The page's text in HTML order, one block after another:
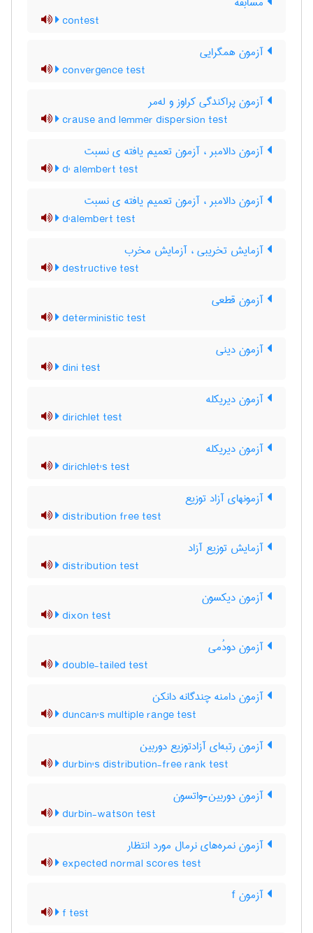
contest
آزمون همگرایی
convergence test
آزمون پراکندگی کراوز و له‌مر
crause and lemmer dispersion test
آزمون دالامبر ، آزمون تعمیم یافته ی نسبت
d' alembert test
آزمون دالامبر ، آزمون تعمیم یافته ی نسبت
d'alembert test
آزمایش تخریبی ، آزمایش مخرب
destructive test
آزمون قطعی
deterministic test
آزمون دینی
dini test
آزمون دیریکله
dirichlet test
آزمون دیریکله
dirichlet's test
آزمونهای آزاد توزیع
distribution free test
آزمایش توزیع آزاد
distribution test
آزمون دیکسون
dixon test
آزمون دودُمی
double-tailed test
آزمون دامنه چندگانه دانکن
duncan's multiple range test
آزمون رتبه‌ای آزادتوزیع دوربین
durbin's distribution-free rank test
آزمون دوربین-واتسون
durbin-watson test
آزمون نمره‌های نرمال مورد انتظار
expected normal scores test
آزمون f
f test